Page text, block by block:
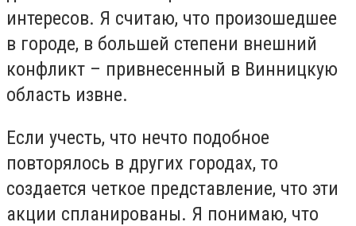
интересов. Я считаю, что произошедшее
в городе, в большей степени внешний
конфликт – привнесенный в Винницкую
область извне.
Если учесть, что нечто подобное
повторялось в других городах, то
создается четкое представление, что эти
акции спланированы. Я понимаю, что